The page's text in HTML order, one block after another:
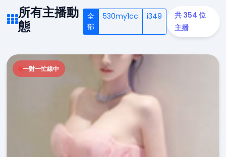
所有主播動
態
全
部
530my1cc i349
共 354 位
主播
一對一忙線中